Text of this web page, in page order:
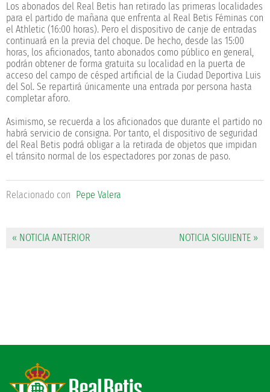
Los abonados del Real Betis han retirado las primeras localidades
para el partido de mañana que enfrenta al Real Betis Féminas con
el Athletic (16:00 horas). Pero el dispositivo de canje de entradas
continuará en la previa del choque. De hecho, desde las 15:00
horas, los aficionados, tanto abonados como público en general,
podrán obtener de forma gratuita su localidad en la puerta de
acceso del campo de césped artificial de la Ciudad Deportiva Luis
del Sol. Se repartirá únicamente una entrada por persona hasta
completar aforo.
Asimismo, se recuerda a los aficionados que durante el partido no
habrá servicio de consigna. Por tanto, el dispositivo de seguridad
del Real Betis podrá obligar a la retirada de objetos que impidan
el tránsito normal de los espectadores por zonas de paso.
Relacionado con Pepe Valera
« NOTICIA ANTERIOR NOTICIA SIGUIENTE »